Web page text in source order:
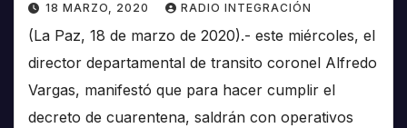
18 MARZO, 2020 RADIO INTEGRACIÓN
(La Paz, 18 de marzo de 2020).- este miércoles, el
director departamental de transito coronel Alfredo
Vargas, manifestó que para hacer cumplir el
decreto de cuarentena, saldrán con operativos